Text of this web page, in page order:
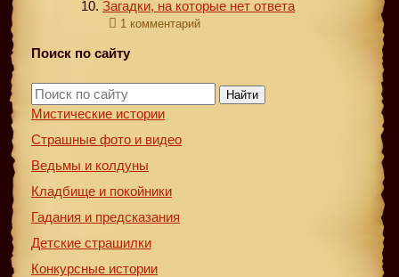
Загадки, на которые нет ответа
1 комментарий
Поиск по сайту
Найти
Мистические истории
Страшные фото и видео
Ведьмы и колдуны
Кладбище и покойники
Гадания и предсказания
Детские страшилки
Конкурсные истории